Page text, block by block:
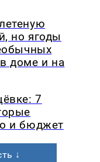
но ягоды
доме и на
7
и бюджет
↓